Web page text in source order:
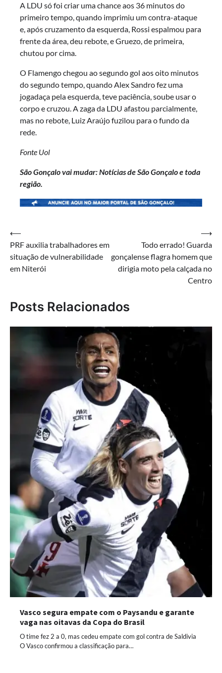
A LDU só foi criar uma chance aos 36 minutos do
primeiro tempo, quando imprimiu um contra-ataque
e, após cruzamento da esquerda, Rossi espalmou para
frente da área, deu rebote, e Gruezo, de primeira,
chutou por cima.
O Flamengo chegou ao segundo gol aos oito minutos
do segundo tempo, quando Alex Sandro fez uma
jogadaça pela esquerda, teve paciência, soube usar o
corpo e cruzou. A zaga da LDU afastou parcialmente,
mas no rebote, Luiz Araújo fuzilou para o fundo da
rede.
Fonte Uol
São Gonçalo vai mudar: Notícias de São Gonçalo e toda
região.
Navegação
de
Post
⟵
PRF auxilia trabalhadores em
situação de vulnerabilidade
em Niterói
Todo errado! Guarda
gonçalense flagra homem que
dirigia moto pela calçada no
Centro
⟶
Posts Relacionados
Vasco segura empate com o Paysandu e garante
vaga nas oitavas da Copa do Brasil
O time fez 2 a 0, mas cedeu empate com gol contra de Saldivia
O Vasco confirmou a classificação para…